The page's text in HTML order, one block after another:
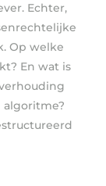
Echter,
Op welke
En wat is